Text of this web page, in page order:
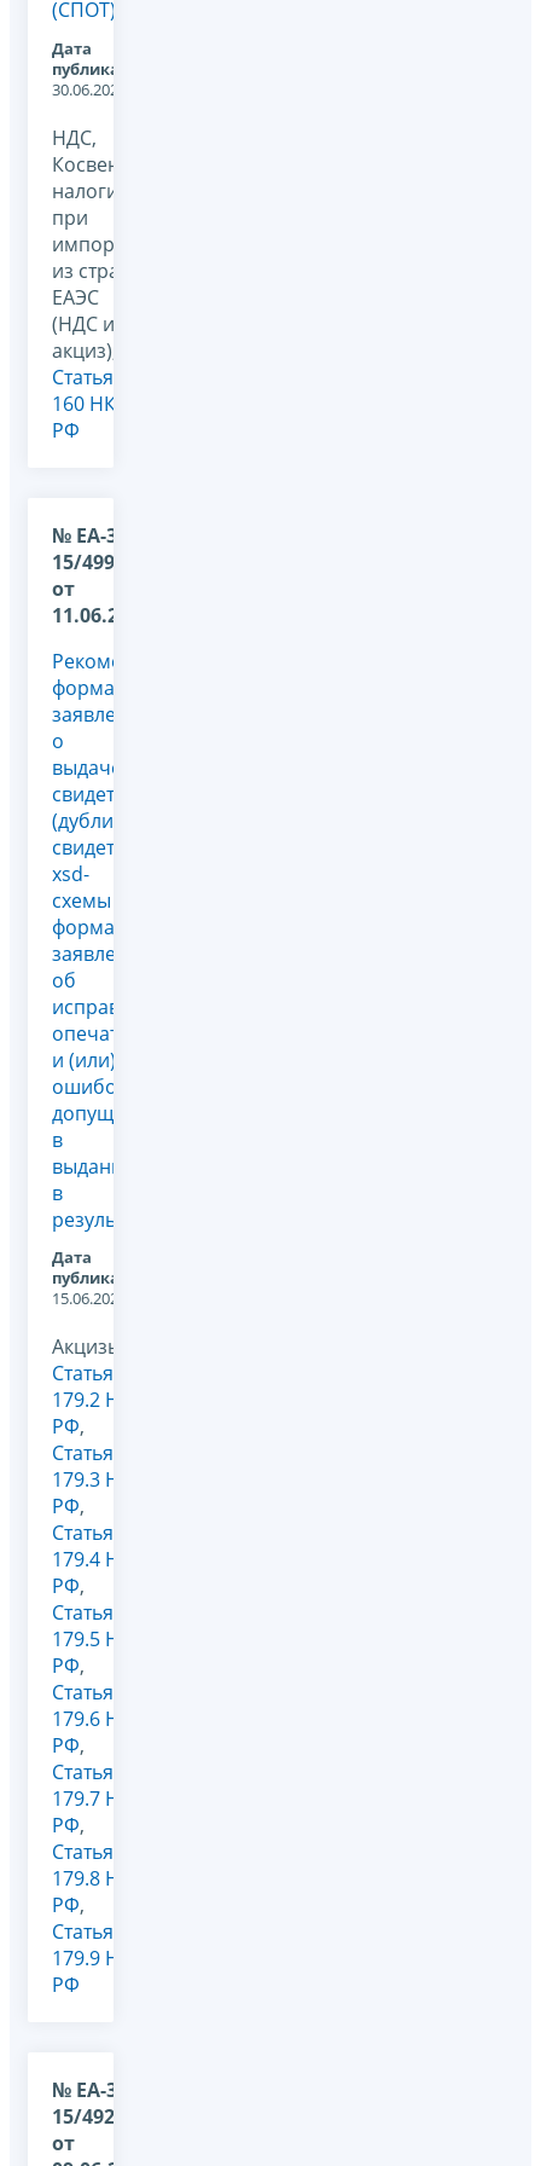
(СПОТ)
Дата
публикации:
30.06.2026
НДС,
Косвенные
налоги
при
импорте
из стран
ЕАЭС
(НДС и
акциз), -,
Статья
160 НК
РФ
№ ЕА-36-
15/4990@
от
11.06.2026
Рекомендуемые
форматы
заявлений
о
выдаче
свидетельств
(дубликатов
свидетельств),
xsd-
схемы и
форма
заявления
об
исправлении
опечаток
и (или)
ошибок,
допущенных
в
выданных
в
результ...
Дата
публикации:
15.06.2026
Акцизы,
Статья
179.2 НК
РФ,
Статья
179.3 НК
РФ,
Статья
179.4 НК
РФ,
Статья
179.5 НК
РФ,
Статья
179.6 НК
РФ,
Статья
179.7 НК
РФ,
Статья
179.8 НК
РФ,
Статья
179.9 НК
РФ
№ ЕА-36-
15/4924@
от